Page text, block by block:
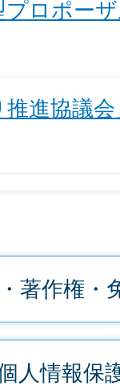
ロポー
推進協議
著作権・
人情報保